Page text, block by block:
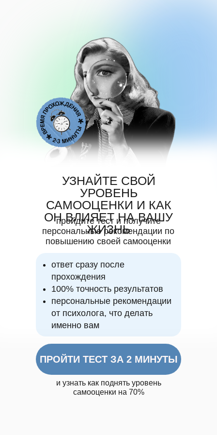
ПРОЙТИ ТЕСТ ЗА 2 МИНУТЫ
УЗНАЙТЕ СВОЙ
УРОВЕНЬ
САМООЦЕНКИ И КАК
ОН ВЛИЯЕТ НА ВАШУ
ЖИЗНЬ
ответ сразу после
прохождения
100% точность результатов
персональные рекомендации
от психолога, что делать
именно вам
пройдите тест и получите
персональные рекомендации по
повышению своей самооценки
и узнать как поднять уровень
самооценки на 70%